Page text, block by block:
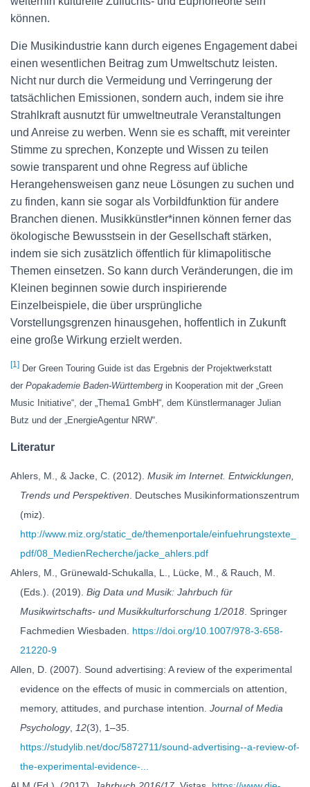
können.
Die Musikindustrie kann durch eigenes Engagement dabei
einen wesentlichen Beitrag zum Umweltschutz leisten.
Nicht nur durch die Vermeidung und Verringerung der
tatsächlichen Emissionen, sondern auch, indem sie ihre
Strahlkraft ausnutzt für umweltneutrale Veranstaltungen
und Anreise zu werben. Wenn sie es schafft, mit vereinter
Stimme zu sprechen, Konzepte und Wissen zu teilen
sowie transparent und ohne Regress auf übliche
Herangehensweisen ganz neue Lösungen zu suchen und
zu finden, kann sie sogar als Vorbildfunktion für andere
Branchen dienen. Musikkünstler*innen können ferner das
ökologische Bewusstsein in der Gesellschaft stärken,
indem sie sich zusätzlich öffentlich für klimapolitische
Themen einsetzen. So kann durch Veränderungen, die im
Kleinen beginnen sowie durch inspirierende
Einzelbeispiele, die über ursprüngliche
Vorstellungsgrenzen hinausgehen, hoffentlich in Zukunft
eine große Wirkung erzielt werden.
[1] Der Green Touring Guide ist das Ergebnis der Projektwerkstatt
der Popakademie Baden-Württemberg in Kooperation mit der „Green
Music Initiative“, der „Thema1 GmbH“, dem Künstlermanager Julian
Butz und der „EnergieAgentur NRW“.
Literatur
Ahlers, M., & Jacke, C. (2012). Musik im Internet. Entwicklungen,
Trends und Perspektiven . Deutsches Musikinformationszentrum
(miz).
http://www.miz.org/static_de/themenportale/einfuehrungstexte_
pdf/08_MedienRecherche/jacke_ahlers.pdf
Ahlers, M., Grünewald-Schukalla, L., Lücke, M., & Rauch, M.
(Eds.). (2019). Big Data und Musik: Jahrbuch für
Musikwirtschafts- und Musikkulturforschung 1/2018 . Springer
Fachmedien Wiesbaden. https://doi.org/10.1007/978-3-658-
21220-9
Allen, D. (2007). Sound advertising: A review of the experimental
evidence on the effects of music in commercials on attention,
memory, attitudes, and purchase intention. Journal of Media
Psychology, 12(3), 1–35.
https://studylib.net/doc/5872711/sound-advertising--a-review-of-
the-experimental-evidence-...